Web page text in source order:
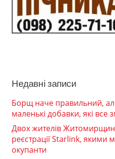
Недавні записи
Борщ наче правильний,
маленькі добавки, які все
Двох жителів
реєстрації Starlink, якими
окупанти